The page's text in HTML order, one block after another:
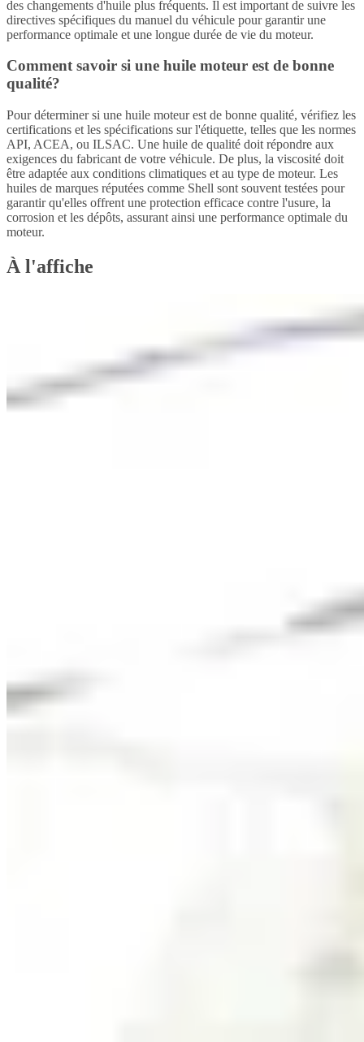
des changements d'huile plus fréquents. Il est important de suivre les
directives spécifiques du manuel du véhicule pour garantir une
performance optimale et une longue durée de vie du moteur.
Comment savoir si une huile moteur est de bonne
qualité?
Pour déterminer si une huile moteur est de bonne qualité, vérifiez les
certifications et les spécifications sur l'étiquette, telles que les normes
API, ACEA, ou ILSAC. Une huile de qualité doit répondre aux
exigences du fabricant de votre véhicule. De plus, la viscosité doit
être adaptée aux conditions climatiques et au type de moteur. Les
huiles de marques réputées comme Shell sont souvent testées pour
garantir qu'elles offrent une protection efficace contre l'usure, la
corrosion et les dépôts, assurant ainsi une performance optimale du
moteur.
À l'affiche